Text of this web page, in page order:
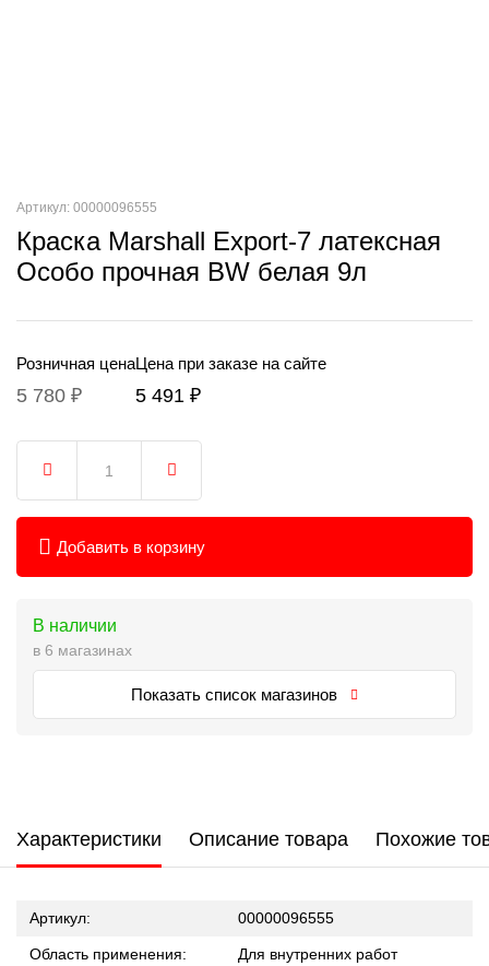
Артикул: 00000096555
Краска Marshall Export-7 латексная
Особо прочная BW белая 9л
Розничная цена
5 780 ₽
Цена при заказе на сайте
5 491 ₽
Добавить в корзину
В наличии
в 6 магазинах
Показать список магазинов
Характеристики Описание товара Похожие
Артикул: 00000096555
Область применения: Для внутренних работ